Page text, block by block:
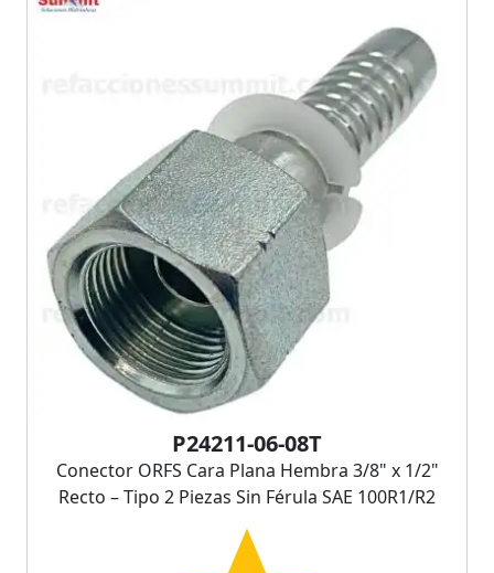
P24211-06-08T
Conector ORFS Cara Plana Hembra 3/8" x 1/2"
Recto – Tipo 2 Piezas Sin Férula SAE 100R1/R2